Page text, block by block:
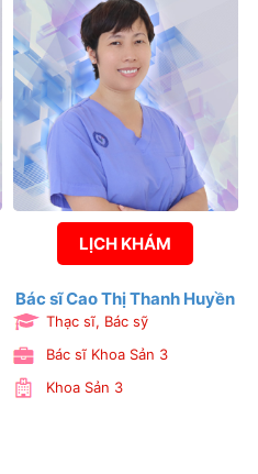
LỊCH KHÁM
Bác sĩ Cao Thị Thanh Huyền
Thạc sĩ, Bác sỹ
Bác sĩ Khoa Sản 3
Khoa Sản 3